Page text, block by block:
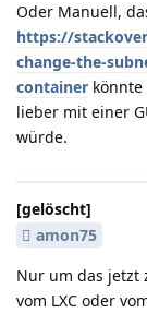
Oder Manuell,
https://
change-the-
container
lieber mit einer
würde.
[gelöscht]
amon75
Nur um das jetzt
vom LXC oder